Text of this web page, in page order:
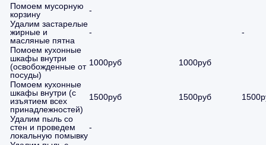
Помоем мусорную
корзину
-
Удалим застарелые
жирные и
масляные пятна
-
-
Помоем кухонные
шкафы внутри
(освобожденные от
посуды)
1000руб 1000руб
Помоем кухонные
шкафы внутри (с
изъятием всех
принадлежностей)
1500руб 1500руб
Удалим пыль со
стен и проведем
локальную помывку
-